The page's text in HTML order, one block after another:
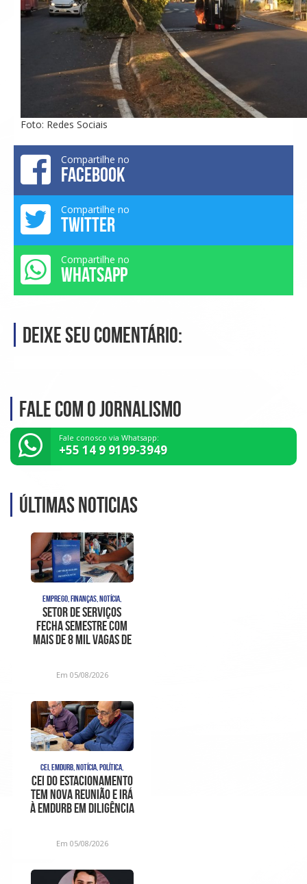
Foto: Redes Sociais
Compartilhe no
FACEBOOK
Compartilhe no
TWITTER
Compartilhe no
WHATSAPP
Deixe seu comentário:
Fale com o Jornalismo
Fale conosco via Whatsapp:
+55 14 9 9199-3949
Últimas noticias
EMPREGO, FINANÇAS, NOTÍCIA,
Setor de serviços
fecha semestre com
mais de 8 mil vagas de
Em 05/08/2026
CEI, EMDURB, NOTÍCIA, POLÍTICA,
CEI do estacionamento
tem nova reunião e irá
à Emdurb em diligência
Em 05/08/2026